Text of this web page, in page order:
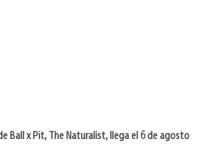
Ball x Pit, The Naturalist, llega el 6 de agosto